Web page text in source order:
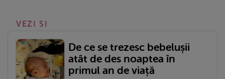
VEZI SI
De ce se trezesc bebelușii
atât de des noaptea în
primul an de viață